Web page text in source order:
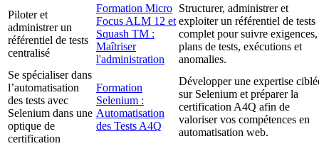
Piloter et
administrer un
référentiel de tests
centralisé
Formation Micro
Focus ALM 12 et
Squash TM :
Maîtriser
l'administration
Structurer, administrer et
exploiter un référentiel de tests
complet pour suivre exigences,
plans de tests, exécutions et
anomalies.
Se spécialiser dans
l’automatisation
des tests avec
Selenium dans une
optique de
certification
Formation
Selenium :
Automatisation
des Tests A4Q
Développer une expertise
sur Selenium et préparer la
certification A4Q afin de
valoriser vos compétences en
automatisation web.